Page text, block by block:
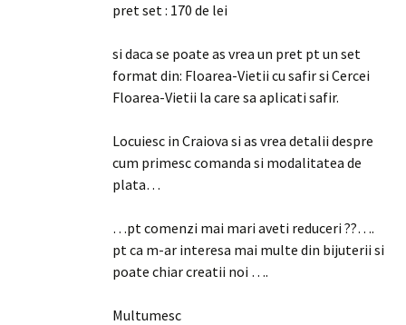
pret set : 170 de lei
si daca se poate as vrea un pret pt un set
format din: Floarea-Vietii cu safir si Cercei
Floarea-Vietii la care sa aplicati safir.
Locuiesc in Craiova si as vrea detalii despre
cum primesc comanda si modalitatea de
plata…
…pt comenzi mai mari aveti reduceri ??….
pt ca m-ar interesa mai multe din bijuterii si
poate chiar creatii noi ….
Multumesc